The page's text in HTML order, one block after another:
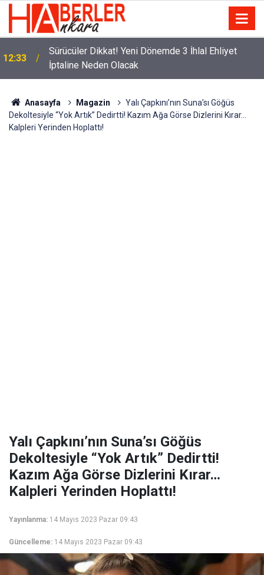
12:33
Sürücüler Dikkat! Yeni Dönemde 3 İhlal Ehliyet
İptaline Neden Olacak
Anasayfa Magazin
Yalı Çapkını’nın Suna’sı Göğüs
Dekoltesiyle “Yok Artık” Dedirtti! Kazım Ağa Görse Dizlerini Kırar…
Kalpleri Yerinden Hoplattı!
Yalı Çapkını’nın Suna’sı Göğüs
Dekoltesiyle “Yok Artık” Dedirtti!
Kazım Ağa Görse Dizlerini Kırar…
Kalpleri Yerinden Hoplattı!
Yayınlanma: 14 Mayıs 2023 Pazar 09:43
Güncelleme: 14 Mayıs 2023 Pazar 09:43